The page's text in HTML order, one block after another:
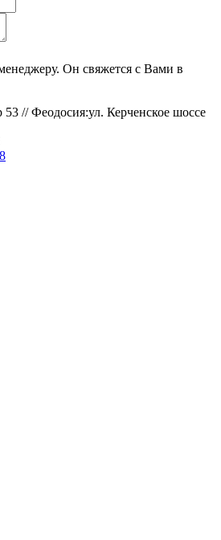
Он свяжется с Вами в
// Феодосия:ул. Керченское шоссе